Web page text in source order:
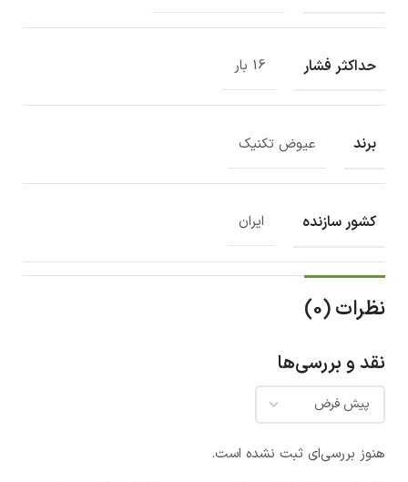
حداکثر فشار 16 بار
برند عیوض تکنیک
کشور سازنده ایران
نظرات (0)
نقد و بررسی‌ها
هنوز بررسی‌ای ثبت نشده است.